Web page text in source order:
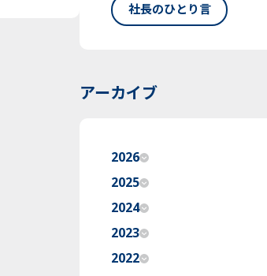
社長のひとり言
アーカイブ
2026
2025
2024
2023
2022